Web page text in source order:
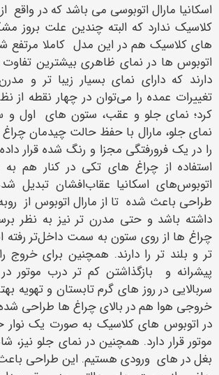
اسکانیا مارال اتوبوسی می باشد که در واقع
کلاسیک ندارد که البته چندین علت بروز
های کلاسیک هم در این مدل كاملا مرتفع
اتوبوس ها در نمای ظاهری بیشترین
دارند که دارای نمای بسیار زیبا تر و
تغییرات عمده را می‌توان در چهار نقطه از
کرد؛ نمای جلو و عقب، ستون های اول و
نمای جلو، مارال با حفظ حالت چیدمان
را در یک فرورفتگی مجزا و رنگ شده قرار
استفاده از چراغ‌ های تکی در کنار هم
اتوبوس‌های اسکانیا عقاب‌افشان تبدیل
طراحی باعث شده تا از مارال اتوبوس از
داشته باشد و حتی مدرن‌ تر نیز به نظر
چراغ‌ ها از روی ستون به سمت داخل‌تر رفته
تر و بلند‌ تر را دارند. همچنین برای
پیشرانه و باز‌گذاشتن کم تر درب موتور
سربالایی در روز‌ های گرم تابستان و تهویه
خروجی هوا هم در بالای چراغ‌ ها طراحی
در اتوبوس‌ های کلاسیک به صورت یک نوار
موتور قرار دارد. همچنین در نمای جلو نیز،
بغل در های ورودی هستیم. این طراحی